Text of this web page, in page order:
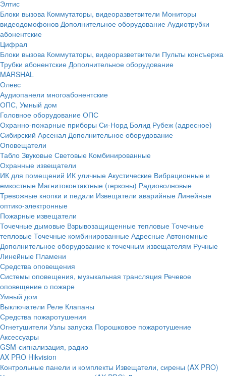
Элтис
Блоки вызова Коммутаторы, видеоразветвители Мониторы
видеодомофонов Дополнительное оборудование Аудиотрубки
абонентские
Цифрал
Блоки вызова Коммутаторы, видеоразветвители Пульты консъержа
Трубки абонентские Дополнительное оборудование
MARSHAL
Олевс
Аудиопанели многоабонентские
ОПС, Умный дом
Головное оборудование ОПС
Охранно-пожарные приборы Си-Норд Болид Рубеж (адресное)
Сибирский Арсенал Дополнительное оборудование
Оповещатели
Табло Звуковые Световые Комбинированные
Охранные извещатели
ИК для помещений ИК уличные Акустические Вибрационные и
емкостные Магнитоконтактные (герконы) Радиоволновые
Тревожные кнопки и педали Извещатели аварийные Линейные
оптико-электронные
Пожарные извещатели
Точечные дымовые Взрывозащищенные тепловые Точечные
тепловые Точечные комбинированные Адресные Автономные
Дополнительное оборудование к точечным извещателям Ручные
Линейные Пламени
Средства оповещения
Системы оповещения, музыкальная трансляция Речевое
оповещение о пожаре
Умный дом
Выключатели Реле Клапаны
Средства пожаротушения
Огнетушители Узлы запуска Порошковое пожаротушение
Аксессуары
GSM-сигнализация, радио
AX PRO Hikvision
Контрольные панели и комплекты Извещатели, сирены (AX PRO)